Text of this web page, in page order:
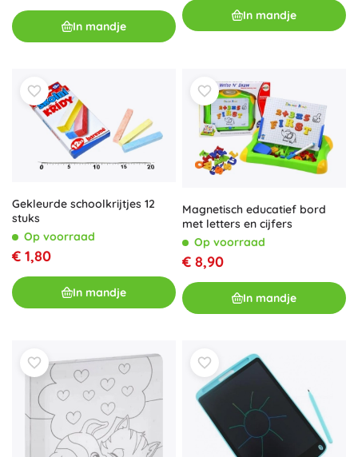
In mandje
In mandje
Gekleurde schoolkrijtjes 12
stuks
Op voorraad
€ 1,80
In mandje
Magnetisch educatief bord
met letters en cijfers
Op voorraad
€ 8,90
In mandje